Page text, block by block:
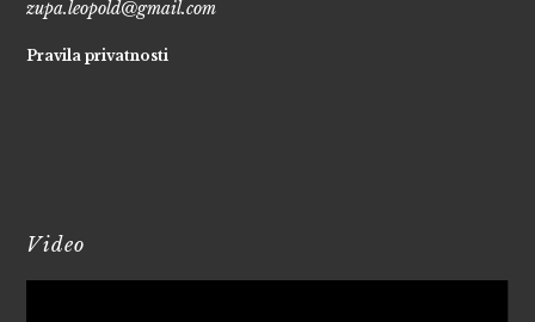
zupa.leopold@gmail.com
Pravila privatnosti
Video